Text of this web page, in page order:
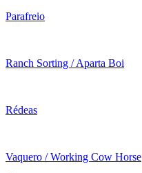
Parafreio
Ranch Sorting / Aparta Boi
Rédeas
Vaquero / Working Cow Horse